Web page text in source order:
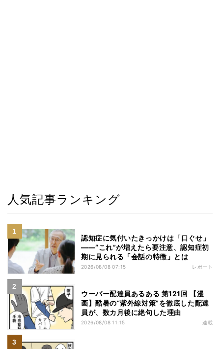
人気記事ランキング
認知症に気付いたきっかけは「口ぐせ」
――“これ”が増えたら要注意、認知症初
期に見られる「会話の特徴」とは
2026/08/08 07:15 レポート
ウーバー配達員あるある 第121回 【漫
画】酷暑の“紫外線対策”を徹底した配達
員が、数カ月後に絶句した理由
2026/08/08 11:15 連載